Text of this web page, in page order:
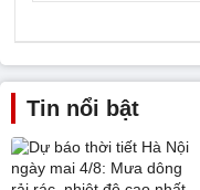
Tin nổi bật